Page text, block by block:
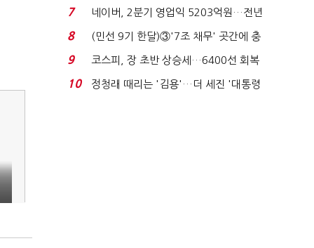
빈 매대 채우며 문 연 ...
7
네이버, 2분기 영업익 5203억원…전년
비 0.2% 감소...
8
(민선 9기 한달)③'7조 채무' 곳간에 충
격…추미애, 20년...
9
코스피, 장 초반 상승세…6400선 회복
시도
10
정청래 때리는 '김용'…더 세진 '대통령